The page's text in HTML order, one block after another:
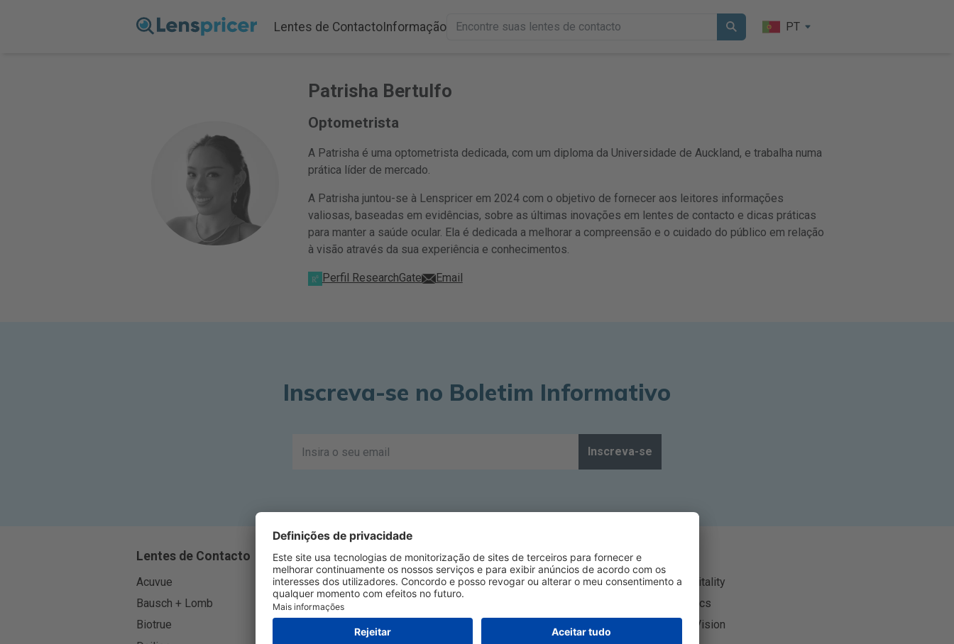
Lentes de ContactoInformação PT
Patrisha Bertulfo
Optometrista
A Patrisha é uma optometrista dedicada, com um diploma da Universidade de Auckland, e trabalha numa
prática líder de mercado.
A Patrisha juntou-se à Lenspricer em 2024 com o objetivo de fornecer aos leitores informações
valiosas, baseadas em evidências, sobre as últimas inovações em lentes de contacto e dicas práticas
para manter a saúde ocular. Ela é dedicada a melhorar a compreensão e o cuidado do público em relação
à visão através da sua experiência e conhecimentos.
Perfil ResearchGate Email
Inscreva-se no Boletim Informativo
Inscreva-se
Lentes de Contacto
Acuvue Air Optix Alcon
Avaira Vitality
Bausch + Lomb
Bausch + Lomb ULTRA
Biomedics
Biotrue
CooperVision